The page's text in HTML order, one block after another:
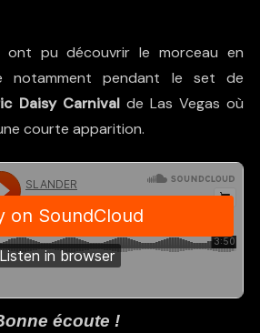
ont pu découvrir le morceau en
notamment pendant le set de
Daisy Carnival de Las Vegas où
courte apparition.
écoute !